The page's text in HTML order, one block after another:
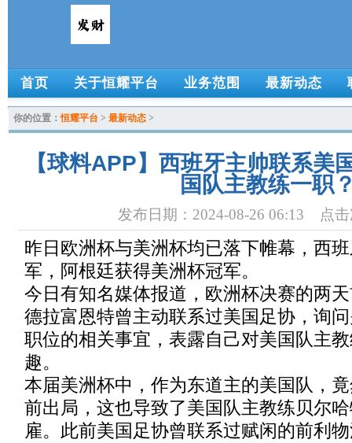
首页 关于恒耀平台 业务范围 最新动态
你的位置：恒耀平台 > 最新动态 >
【球料APP】西班牙主帅联系美
国队主教练一职
发布日期：2024-08-26 06:13 点击
昨日欧洲杯与美洲杯均已落下帷幕，西
军，阿根廷获得美洲杯冠军。
今日有知名媒体报道，欧洲杯决赛的两
德拉富恩特曾主动联系过美国足协，询
职位的相关事宜，表露自己对美国队主
趣。
本届美洲杯中，作为东道主的美国队，
前出局，这也导致了美国队主教练贝尔
雇。此前美国足协曾联系过赋闲的前利